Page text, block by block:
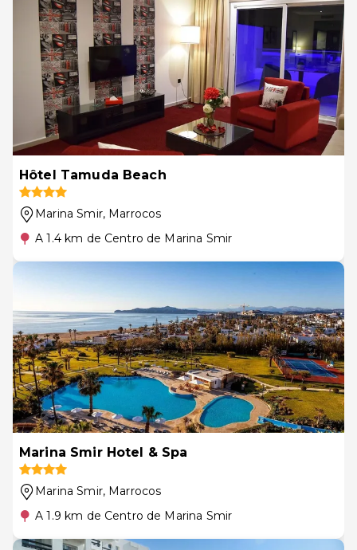
Hôtel Tamuda Beach
Marina Smir, Marrocos
A 1.4 km de Centro de Marina Smir
Marina Smir Hotel & Spa
Marina Smir, Marrocos
A 1.9 km de Centro de Marina Smir